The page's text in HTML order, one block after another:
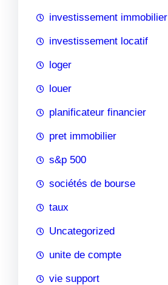
investissement immobilier
investissement locatif
loger
louer
planificateur financier
pret immobilier
s&p 500
sociétés de bourse
taux
Uncategorized
unite de compte
vie support